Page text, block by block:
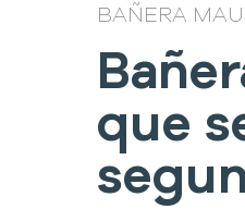
BAÑERA
que